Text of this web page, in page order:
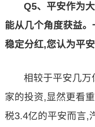
Q5、平安作为
能从几个角度获益
稳定分红,您认为平
相较于平安几万
家的投资,显然更看
税3.4亿的平安而言,